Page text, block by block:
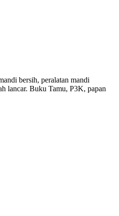
bersih, peralatan mandi
lancar. Buku Tamu, P3K, papan